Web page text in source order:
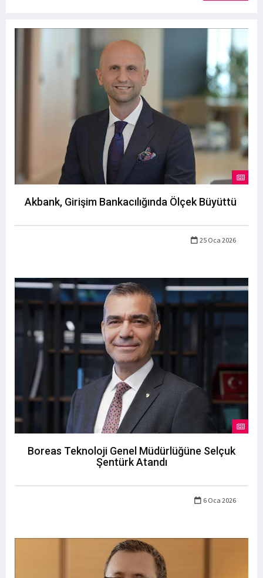
Akbank, Girişim Bankacılığında Ölçek Büyüttü
25 Oca 2026
Boreas Teknoloji Genel Müdürlüğüne Selçuk
Şentürk Atandı
6 Oca 2026